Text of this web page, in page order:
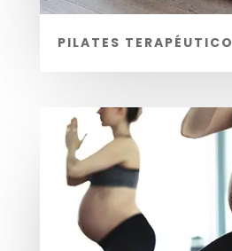
PILATES TERAPÉUTICO